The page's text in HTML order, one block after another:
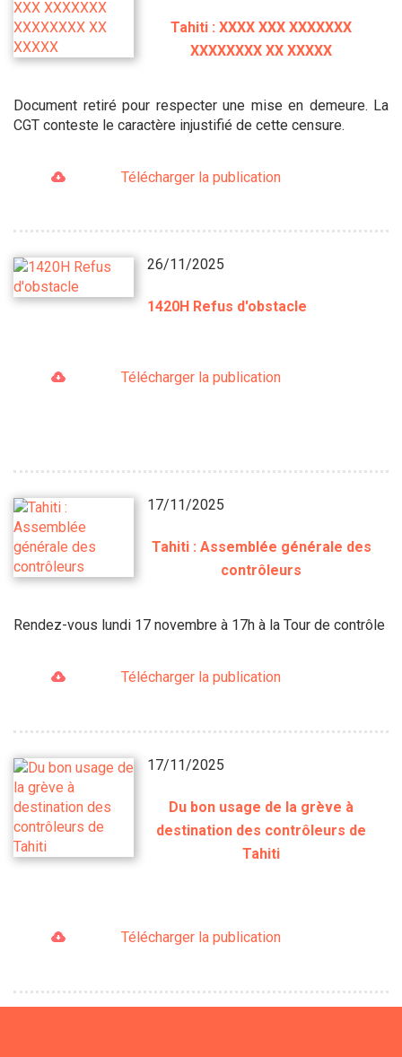
Tahiti : XXXX XXX XXXXXXX
XXXXXXXX XX XXXXX
Document retiré pour respecter une mise en demeure. La
CGT conteste le caractère injustifié de cette censure.
Télécharger la publication
26/11/2025
1420H Refus d'obstacle
Télécharger la publication
17/11/2025
Tahiti : Assemblée générale des
contrôleurs
Rendez-vous lundi 17 novembre à 17h à la Tour de contrôle
Télécharger la publication
17/11/2025
Du bon usage de la grève à
destination des contrôleurs de
Tahiti
Télécharger la publication